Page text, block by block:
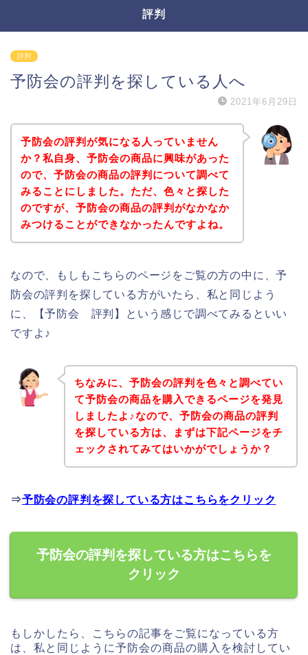
評判
評判
予防会の評判を探している人へ
2021年6月29日
予防会の評判が気になる人っていません
か？私自身、予防会の商品に興味があった
ので、予防会の商品の評判について調べて
みることにしました。ただ、色々と探した
のですが、予防会の商品の評判がなかなか
みつけることができなかったんですよね。
なので、もしもこちらのページをご覧の方の中に、予
防会の評判を探している方がいたら、私と同じよう
に、【予防会 評判】という感じで調べてみるといい
ですよ♪
ちなみに、予防会の評判を色々と調べてい
て予防会の商品を購入できるページを発見
しましたよ♪なので、予防会の商品の評判
を探している方は、まずは下記ページをチ
ェックされてみてはいかがでしょうか？
⇒予防会の評判を探している方はこちらをクリック
予防会の評判を探している方はこちらを
クリック
もしかしたら、こちらの記事をご覧になっている方
は、私と同じように予防会の商品の購入を検討してい